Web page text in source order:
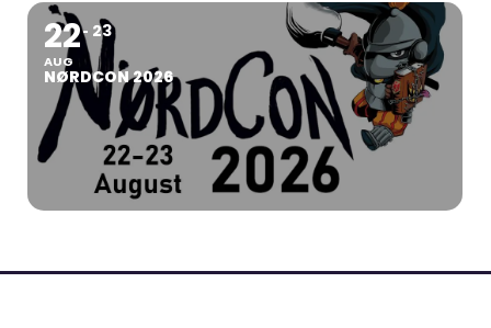
22
AUG
23
NØRDCON 2026